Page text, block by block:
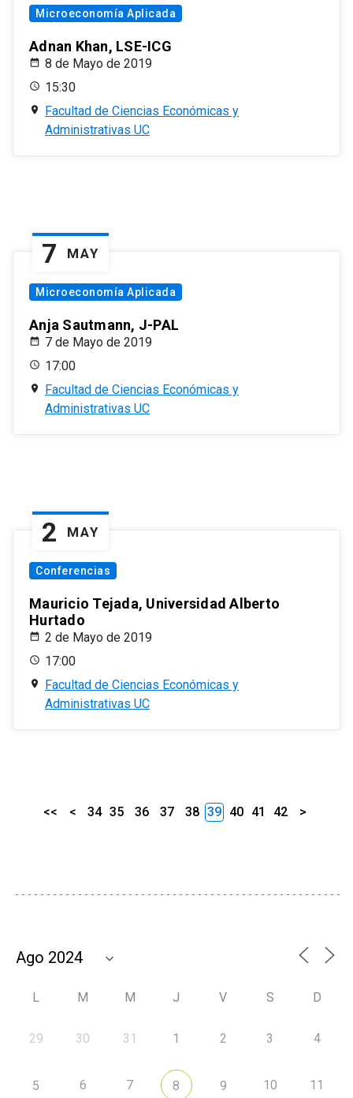
Microeconomía Aplicada
Adnan Khan, LSE-ICG
8 de Mayo de 2019
15:30
Facultad de Ciencias Económicas y
Administrativas UC
7 MAY
Microeconomía Aplicada
Anja Sautmann, J-PAL
7 de Mayo de 2019
17:00
Facultad de Ciencias Económicas y
Administrativas UC
2 MAY
Conferencias
Mauricio Tejada, Universidad Alberto
Hurtado
2 de Mayo de 2019
17:00
Facultad de Ciencias Económicas y
Administrativas UC
<< < 34 35 36 37 38 39 40 41 42 >
L M M J V S D
29 30 31 1 2 3 4
5 6 7 8 9 10 11